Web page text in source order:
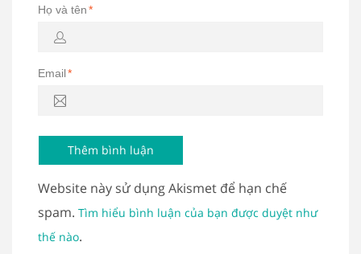
Họ và tên*
Email*
Website này sử dụng Akismet để hạn chế
spam. Tìm hiểu bình luận của bạn được duyệt như
thế nào.